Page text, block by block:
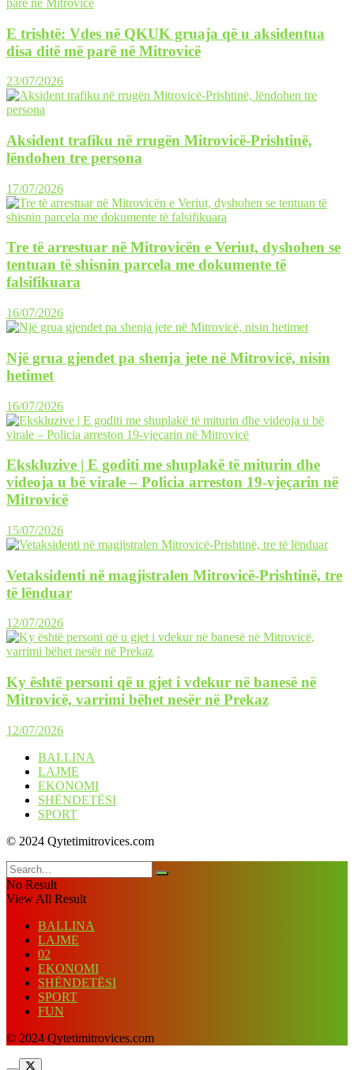
E trishtë: Vdes në QKUK gruaja që u aksidentua
disa ditë më parë në Mitrovicë
23/07/2026
Aksident trafiku në rrugën Mitrovicë-Prishtinë,
lëndohen tre persona
17/07/2026
Tre të arrestuar në Mitrovicën e Veriut, dyshohen se
tentuan të shisnin parcela me dokumente të
falsifikuara
16/07/2026
Një grua gjendet pa shenja jete në Mitrovicë, nisin
hetimet
16/07/2026
Ekskluzive | E goditi me shuplakë të miturin dhe
videoja u bë virale – Policia arreston 19-vjeçarin në
Mitrovicë
15/07/2026
Vetaksidenti në magjistralen Mitrovicë-Prishtinë, tre
të lënduar
12/07/2026
Ky është personi që u gjet i vdekur në banesë në
Mitrovicë, varrimi bëhet nesër në Prekaz
12/07/2026
BALLINA
LAJME
EKONOMI
SHËNDETËSI
SPORT
© 2024 Qytetimitrovices.com
No Result
View All Result
BALLINA
LAJME
02
EKONOMI
SHËNDETËSI
SPORT
FUN
© 2024 Qytetimitrovices.com